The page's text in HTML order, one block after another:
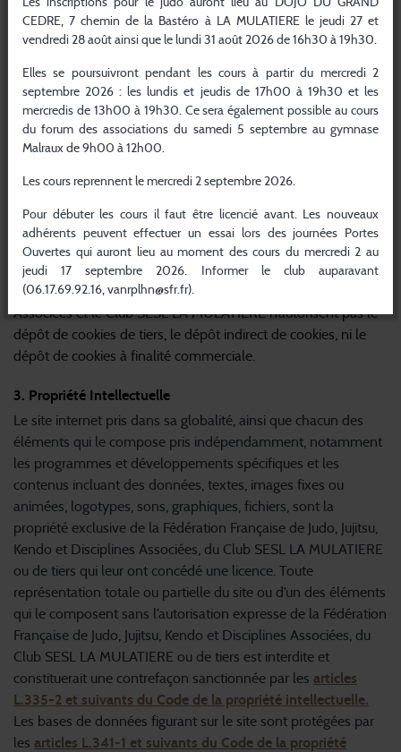
cookies, l’utilisateur aura toujours le choix de gérer ses
préférences via le bandeau d’information de cookies.
visité sur le terminal du visiteur. Il est utilisé afin de conserver
des données de nature à :
Faciliter la navigation (le cookie de fonctionnement
mémorise par exemple vos informations pour vous éviter
la navigation);
site internet.
Ce fichier est conservé pendant une durée maximale de 13
mois.
La Fédération Française de Judo, Jujitsu, Kendo et Disciplines
Associées et le Club SESL LA MULATIERE n’autorisent pas le
dépôt de cookies de tiers, le dépôt indirect de cookies, ni le
dépôt de cookies à finalité commerciale.
3. Propriété Intellectuelle
Le site internet pris dans sa globalité, ainsi que chacun des
éléments qui le compose pris indépendamment, notamment
les programmes et développements spécifiques et les
contenus incluant des données, textes, images fixes ou
animées, logotypes, sons, graphiques, fichiers, sont la
propriété exclusive de la Fédération Française de Judo, Jujitsu,
Kendo et Disciplines Associées, du Club SESL LA MULATIERE
ou de tiers qui leur ont concédé une licence. Toute
représentation totale ou partielle du site ou d’un des éléments
qui le composent sans l’autorisation expresse de la Fédération
Française de Judo, Jujitsu, Kendo et Disciplines Associées, du
Club SESL LA MULATIERE ou de tiers est interdite et
constituerait une contrefaçon sanctionnée par les articles
L.335-2 et suivants du Code de la propriété intellectuelle.
Les bases de données figurant sur le site sont protégées par
les articles L.341-1 et suivants du Code de la propriété
Les inscriptions pour le judo auront lieu au DOJO DU GRAND
CEDRE, 7 chemin de la Bastéro à LA MULATIERE le jeudi 27 et
vendredi 28 août ainsi que le lundi 31 août 2026 de 16h30 à 19h30.
Elles se poursuivront pendant les cours à partir du mercredi 2
septembre 2026 : les lundis et jeudis de 17h00 à 19h30 et les
mercredis de 13h00 à 19h30. Ce sera également possible au cours
du forum des associations du samedi 5 septembre au gymnase
Malraux de 9h00 à 12h00.
Les cours reprennent le mercredi 2 septembre 2026.
Pour débuter les cours il faut être licencié avant. Les nouveaux
adhérents peuvent effectuer un essai lors des journées Portes
Ouvertes qui auront lieu au moment des cours du mercredi 2 au
jeudi 17 septembre 2026. Informer le club auparavant
(06.17.69.92.16, vanrplhn@sfr.fr).